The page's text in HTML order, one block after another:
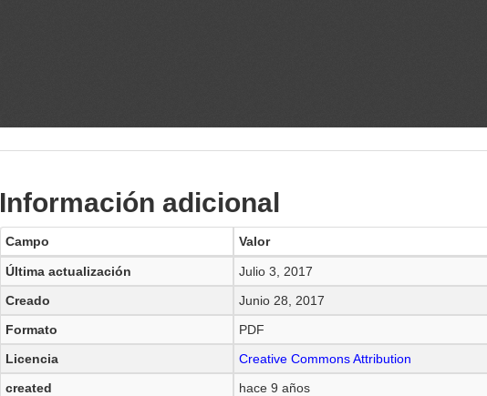
Información adicional
Campo Valor
Última actualización
Julio 3, 2017
Creado
Junio 28, 2017
Formato
PDF
Licencia
Creative Commons Attribution
created
hace 9 años